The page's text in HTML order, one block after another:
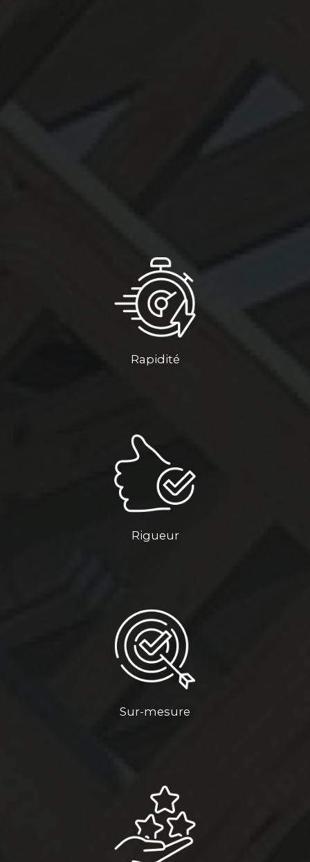
Rapidité
Rigueur
Sur-mesure